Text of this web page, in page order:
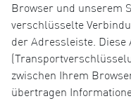
Browser und unserem
verschlüsselte
der Adressleiste.
zwischen Ihrem
übertragen